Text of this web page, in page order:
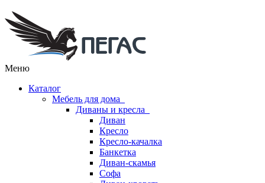
Меню
Каталог
Мебель для дома
Диваны и кресла
Диван
Кресло
Кресло-качалка
Банкетка
Диван-скамья
Софа